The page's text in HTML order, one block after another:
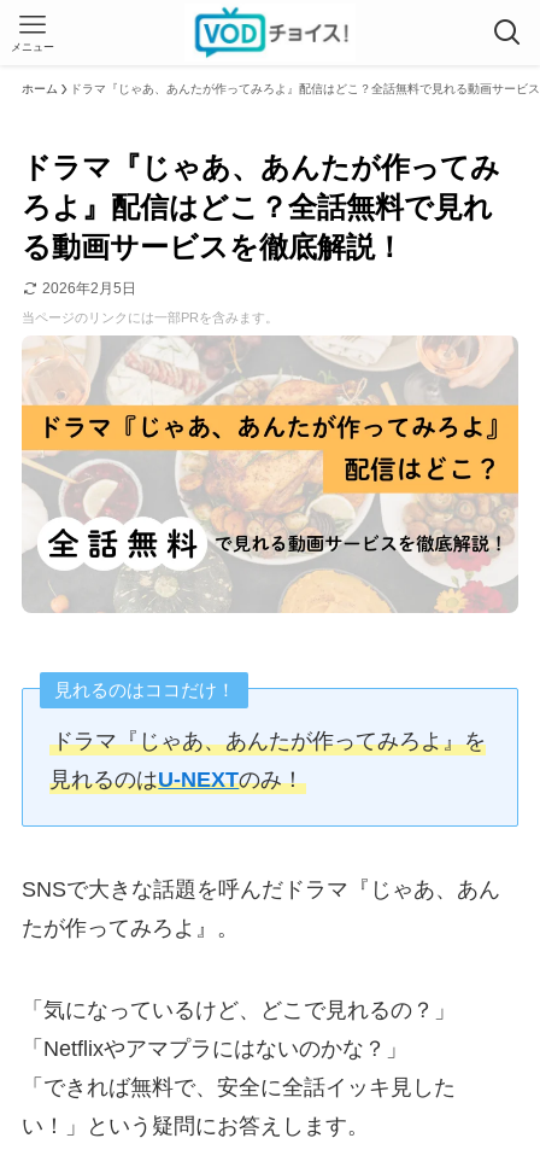
メニュー
ホーム ドラマ『じゃあ、あんたが作ってみろよ』配信はどこ？全話無料で見れる動画サービ
ドラマ『じゃあ、あんたが作ってみ
ろよ』配信はどこ？全話無料で見れ
る動画サービスを徹底解説！
2026年2月5日
当ページのリンクには一部PRを含みます。
見れるのはココだけ！
ドラマ『じゃあ、あんたが作ってみろよ』を
見れるのはU-NEXTのみ！
SNSで大きな話題を呼んだドラマ『じゃあ、あん
たが作ってみろよ』。
「気になっているけど、どこで見れるの？」
「Netflixやアマプラにはないのかな？」
「できれば無料で、安全に全話イッキ見した
い！」という疑問にお答えします。